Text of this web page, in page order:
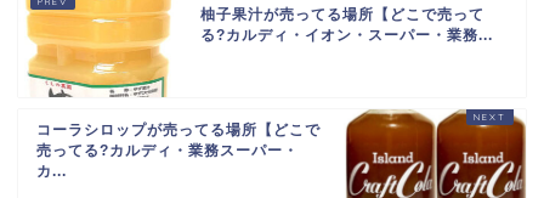
柚子果汁が売ってる場所【どこで売って
る?カルディ・イオン・スーパー・業務...
コーラシロップが売ってる場所【どこで
売ってる?カルディ・業務スーパー・
カ...